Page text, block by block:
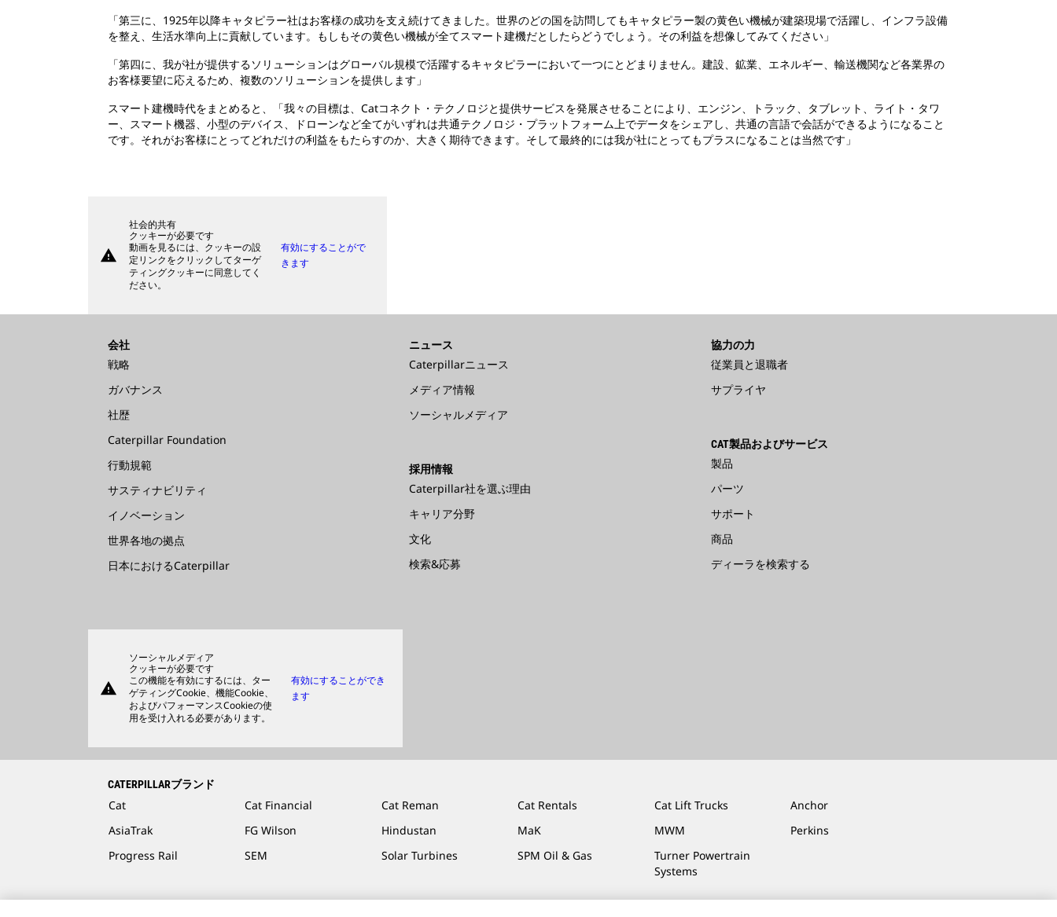
「第三に、1925年以降キャタピラー社はお客様の成功を支え続けてきました。世界のどの国を訪問してもキャタピラー製の黄色い機械が建築現場で活躍し、インフラ設備
を整え、生活水準向上に貢献しています。もしもその黄色い機械が全てスマート建機だとしたらどうでしょう。その利益を想像してみてください」
「第四に、我が社が提供するソリューションはグローバル規模で活躍するキャタピラーにおいて一つにとどまりません。建設、鉱業、エネルギー、輸送機関など各業界の
お客様要望に応えるため、複数のソリューションを提供します」
スマート建機時代をまとめると、「我々の目標は、Catコネクト・テクノロジと提供サービスを発展させることにより、エンジン、トラック、タブレット、ライト・タワ
ー、スマート機器、小型のデバイス、ドローンなど全てがいずれは共通テクノロジ・プラットフォーム上でデータをシェアし、共通の言語で会話ができるようになること
です。それがお客様にとってどれだけの利益をもたらすのか、大きく期待できます。そして最終的には我が社にとってもプラスになることは当然です」
warning
社会的共有
クッキーが必要です
動画を見るには、クッキーの設
定リンクをクリックしてターゲ
ティングクッキーに同意してく
ださい。
有効にすることがで
きます
会社
戦略
ガバナンス
社歴
Caterpillar Foundation
行動規範
サスティナビリティ
イノベーション
世界各地の拠点
日本におけるCaterpillar
ニュース
Caterpillarニュース
メディア情報
ソーシャルメディア
採用情報
Caterpillar社を選ぶ理由
キャリア分野
文化
検索&応募
協力の力
従業員と退職者
サプライヤ
CAT製品およびサービス
製品
パーツ
サポート
商品
ディーラを検索する
warning
ソーシャルメディア
クッキーが必要です
この機能を有効にするには、ター
ゲティングCookie、機能Cookie、
およびパフォーマンスCookieの使
用を受け入れる必要があります。
有効にすることができ
ます
CATERPILLARブランド
Cat Cat Financial Cat Reman Cat Rentals Cat Lift Trucks
Anchor
AsiaTrak
FG Wilson Hindustan MaK MWM
Perkins
Progress Rail
SEM Solar Turbines SPM Oil & Gas
Turner Powertrain
Systems